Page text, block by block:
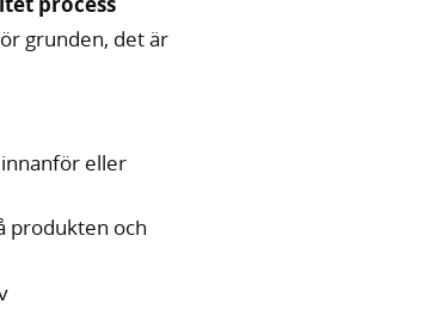
grunden, det är
eller
produkten och